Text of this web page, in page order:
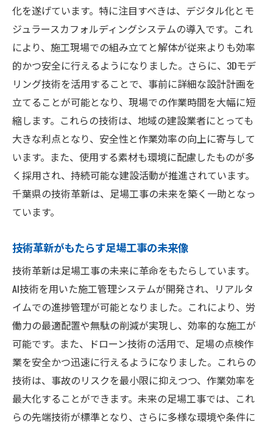
最新技術による安全対策の導入事例
千葉県で採用される革新的な安全装置
足場工事現場での事故防止策の強化
作業員の安全を確保する技術革新の役割
安全対策を通じた足場工事の信頼性向上
地域社会に貢献する安全対策の重要性
技術革新がもたらす千葉県の足場工事新時代の
始まり
足場工事の新時代を切り開く技術革新
千葉県の足場工事における技術革命の全貌
地域の足場工事における技術導入の実例
未来を見据えた足場工事の技術革新
千葉県で進化する足場工事地域社会の安全を確
保する取り組み
地域社会と協力した安全確保の取り組み
足場工事が地域社会にもたらす安全の価値
地域密着型の足場工事における安全対策
千葉県で進化する足場工事の社会的意義
現場の安全を守る地域連携の重要性
化を遂げています。特に注目すべきは、デジタル化とモ
ジュラースカフォルディングシステムの導入です。これ
により、施工現場での組み立てと解体が従来よりも効率
的かつ安全に行えるようになりました。さらに、3Dモデ
リング技術を活用することで、事前に詳細な設計計画を
立てることが可能となり、現場での作業時間を大幅に短
縮します。これらの技術は、地域の建設業者にとっても
大きな利点となり、安全性と作業効率の向上に寄与して
います。また、使用する素材も環境に配慮したものが多
く採用され、持続可能な建設活動が推進されています。
千葉県の技術革新は、足場工事の未来を築く一助となっ
ています。
技術革新がもたらす足場工事の未来像
技術革新は足場工事の未来に革命をもたらしています。
AI技術を用いた施工管理システムが開発され、リアルタ
イムでの進捗管理が可能となりました。これにより、労
働力の最適配置や無駄の削減が実現し、効率的な施工が
可能です。また、ドローン技術の活用で、足場の点検作
業を安全かつ迅速に行えるようになりました。これらの
技術は、事故のリスクを最小限に抑えつつ、作業効率を
最大化することができます。未来の足場工事では、これ
らの先端技術が標準となり、さらに多様な環境や条件に